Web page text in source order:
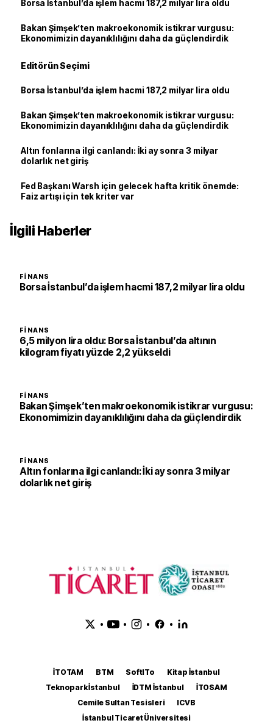
Borsa İstanbul’da işlem hacmi 187,2 milyar lira oldu
Bakan Şimşek’ten makroekonomik istikrar vurgusu:
Ekonomimizin dayanıklılığını daha da güçlendirdik
Editörün Seçimi
Borsa İstanbul’da işlem hacmi 187,2 milyar lira oldu
Bakan Şimşek’ten makroekonomik istikrar vurgusu:
Ekonomimizin dayanıklılığını daha da güçlendirdik
Altın fonlarına ilgi canlandı: İki ay sonra 3 milyar
dolarlık net giriş
Fed Başkanı Warsh için gelecek hafta kritik önemde:
Faiz artışı için tek kriter var
İlgili Haberler
FINANS
Borsa İstanbul’da işlem hacmi 187,2 milyar lira oldu
FINANS
6,5 milyon lira oldu: Borsa İstanbul’da altının
kilogram fiyatı yüzde 2,2 yükseldi
FINANS
Bakan Şimşek’ten makroekonomik istikrar vurgusu:
Ekonomimizin dayanıklılığını daha da güçlendirdik
FINANS
Altın fonlarına ilgi canlandı: İki ay sonra 3 milyar
dolarlık net giriş
• • • •
İTOTAM BTM SoftITo
Kitap İstanbul
Teknopark İstanbul
İDTM İstanbul
İTOSAM
Cemile Sultan Tesisleri
ICVB
İstanbul Ticaret Üniversitesi